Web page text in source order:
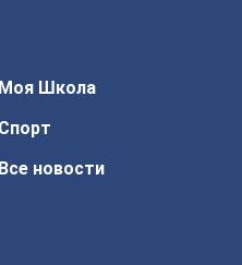
Моя Школа
Спорт
Все новости